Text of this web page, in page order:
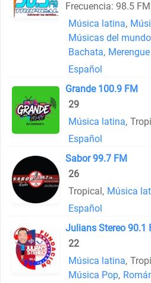
Frecuencia: 98.5 FM
Música latina,
Músicas del mundo
Bachata, Merengue
Español
Grande 100.9 FM
29
Música latina,
Español
Sabor 99.7 FM
26
Tropical, Música
Español
Julians Stereo 90.1
22
Música latina,
Música Pop,